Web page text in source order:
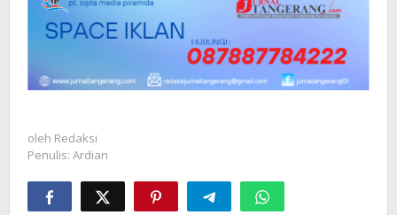
oleh Redaksi
Penulis: Ardian